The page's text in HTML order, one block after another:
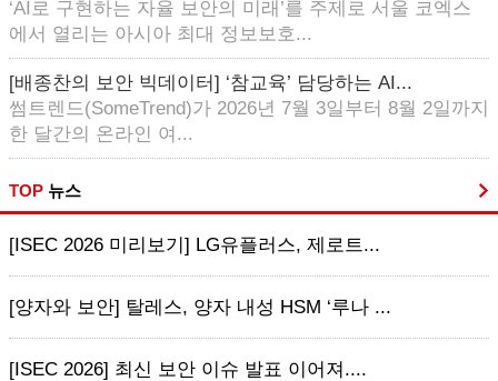
‘AI로 구현하는 자율 보안의 미래’를 주제로 서울 코엑스
에서 열리는 아시아 최대 정보보호...
[배종찬의 보안 빅데이터] ‘참교육’ 담당하는 AI...
썸트렌드(SomeTrend)가 2026년 7월 3일부터 8월 2일까지
한 달간의 온라인 여...
TOP 뉴스
[ISEC 2026 미리보기] LG유플러스, 제로트...
[양자와 보안] 탈레스, 양자 내성 HSM ‘루나 ...
[ISEC 2026] 최신 보안 이슈 발표 이어져....